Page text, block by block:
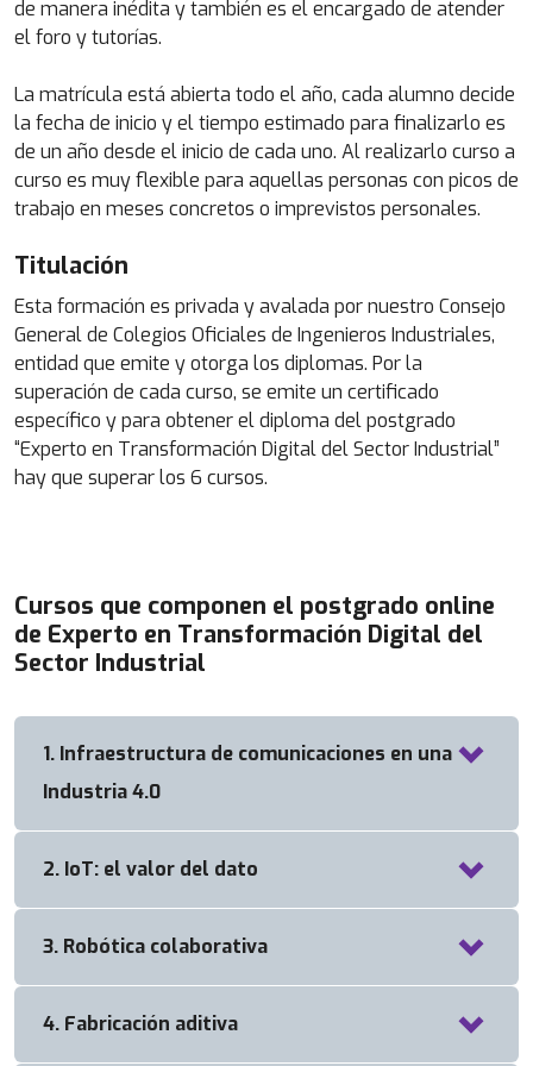
de manera inédita y también es el encargado de atender
el foro y tutorías.
La matrícula está abierta todo el año, cada alumno decide
la fecha de inicio y el tiempo estimado para finalizarlo es
de un año desde el inicio de cada uno. Al realizarlo curso a
curso es muy flexible para aquellas personas con picos de
trabajo en meses concretos o imprevistos personales.
Titulación
Esta formación es privada y avalada por nuestro Consejo
General de Colegios Oficiales de Ingenieros Industriales,
entidad que emite y otorga los diplomas. Por la
superación de cada curso, se emite un certificado
específico y para obtener el diploma del postgrado
“Experto en Transformación Digital del Sector Industrial”
hay que superar los 6 cursos.
Cursos que componen el postgrado online
de Experto en Transformación Digital del
Sector Industrial
1. Infraestructura de comunicaciones en una
Industria 4.0
DURACIÓN 45hs
¿Por qué formarse en Interconexión de dispositivos?
tecnologías actuales para interconectar los
2. IoT: el valor del dato
DURACIÓN 45hs
Visualizar y comprender los cambios más
3. Robótica colaborativa
DURACIÓN 45hs
4. Fabricación aditiva